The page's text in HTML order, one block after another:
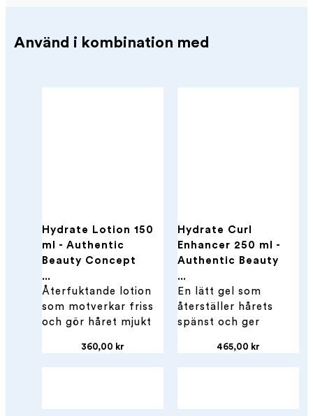
Använd i kombination med
Hydrate Lotion 150
ml - Authentic
Beauty Concept
...
Återfuktande lotion
som motverkar friss
och gör håret mjukt
till 230 °C.
360,00 kr
Hydrate Curl
Enhancer 250 ml -
Authentic Beauty
Concept
...
En lätt gel som
återställer hårets
spänst och ger
465,00 kr